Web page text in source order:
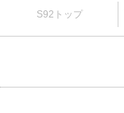
S92トップ